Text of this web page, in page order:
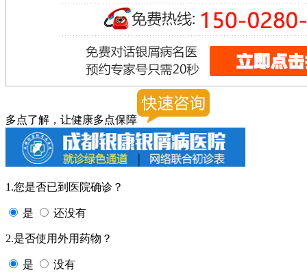
多点了解，让健康多点保障
1.您是否已到医院确诊？
是 还没有
2.是否使用外用药物？
是 没有